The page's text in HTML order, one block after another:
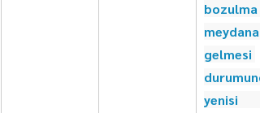
bozulma
meydana
gelmesi
yenisi